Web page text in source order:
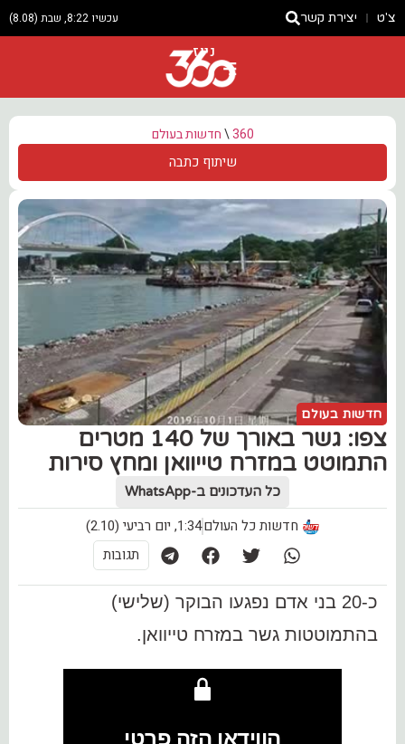
צ'ט יצירת קשר עכשיו 8:22, שבת (8.08)
ניוז
360
\חדשות בעולם
שיתוף כתבה
חדשות בעולם
צפו: גשר באורך של 140 מטרים
התמוטט במזרח טייוואן ומחץ סירות
כל העדכונים ב-WhatsApp
חדשות כל העולם1:34, יום רביעי (2.10)
תגובות
כ-20 בני אדם נפגעו הבוקר (שלישי)
בהתמוטטות גשר במזרח טייוואן.